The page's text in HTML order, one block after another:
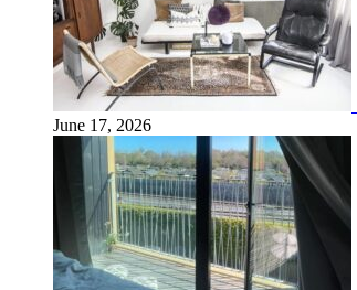
June 17, 2026